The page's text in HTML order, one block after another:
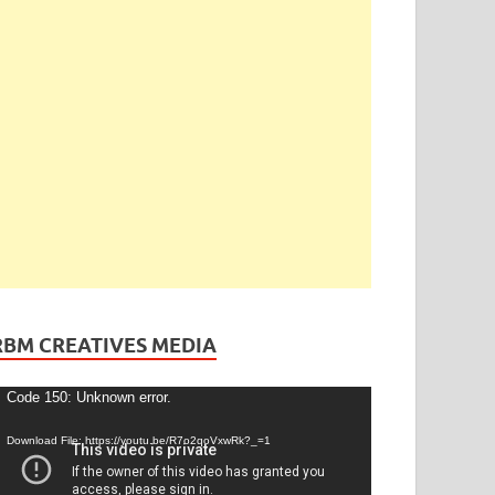
CREATIVES MEDIA
Code 150: Unknown error.
Download File: https://youtu.be/R7o2qoVxwRk?_=1